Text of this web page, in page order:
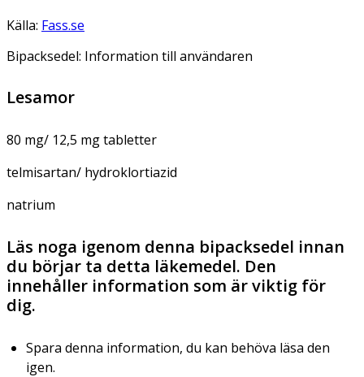
Källa: Fass.se
Bipacksedel: Information till användaren
Lesamor
80 mg/ 12,5 mg tabletter
telmisartan/ hydroklortiazid
natrium
Läs noga igenom denna bipacksedel innan
du börjar ta detta läkemedel. Den
innehåller information som är viktig för
dig.
Spara denna information, du kan behöva läsa den
igen.